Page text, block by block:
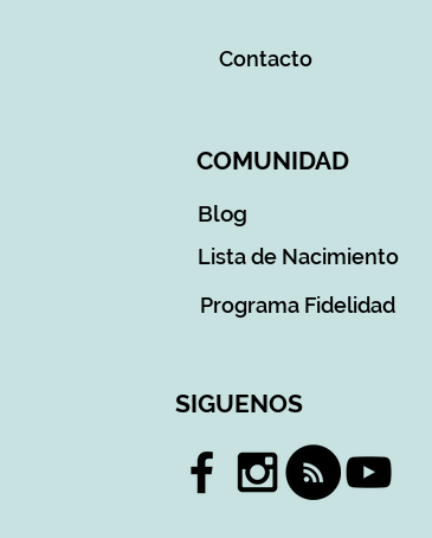
Contacto
COMUNIDAD
Blog
Lista de Nacimiento
Programa Fidelidad
SIGUENOS